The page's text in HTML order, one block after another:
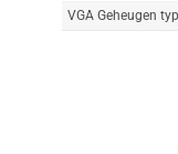
VGA Geheugen